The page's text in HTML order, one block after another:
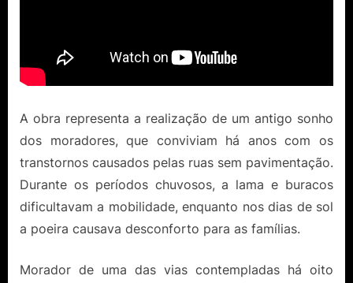
A obra representa a realização de um antigo sonho
dos moradores, que conviviam há anos com os
transtornos causados pelas ruas sem pavimentação.
Durante os períodos chuvosos, a lama e buracos
dificultavam a mobilidade, enquanto nos dias de sol
a poeira causava desconforto para as famílias.
Morador de uma das vias contempladas há oito